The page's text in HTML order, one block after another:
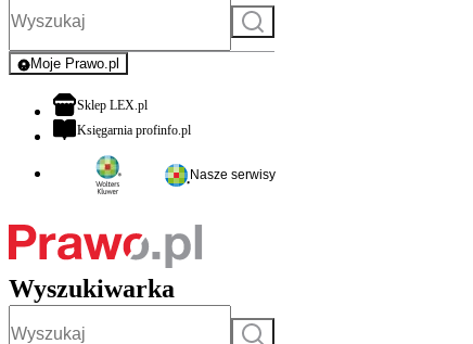
Szukaj
Moje Prawo.pl
- rejestracja i logowanie do serwisu
Sklep LEX.plotwiera się w nowej karcie
Księgarnia profinfo.plotwiera się w nowej karcie
Nasze serwisy
Wyszukiwarka
Szukaj